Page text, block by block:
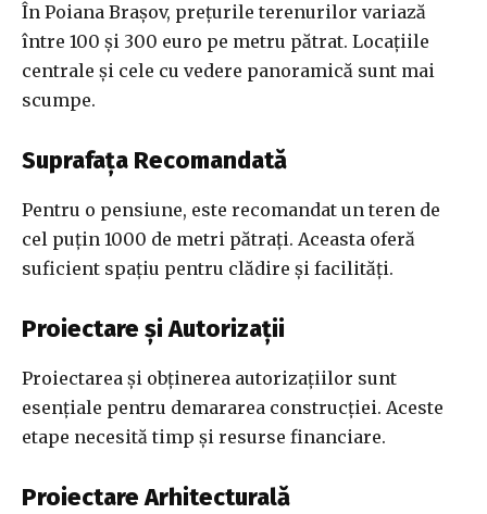
În Poiana Brașov, prețurile terenurilor variază
între 100 și 300 euro pe metru pătrat. Locațiile
centrale și cele cu vedere panoramică sunt mai
scumpe.
Suprafața Recomandată
Pentru o pensiune, este recomandat un teren de
cel puțin 1000 de metri pătrați. Aceasta oferă
suficient spațiu pentru clădire și facilități.
Proiectare și Autorizații
Proiectarea și obținerea autorizațiilor sunt
esențiale pentru demararea construcției. Aceste
etape necesită timp și resurse financiare.
Proiectare Arhitecturală